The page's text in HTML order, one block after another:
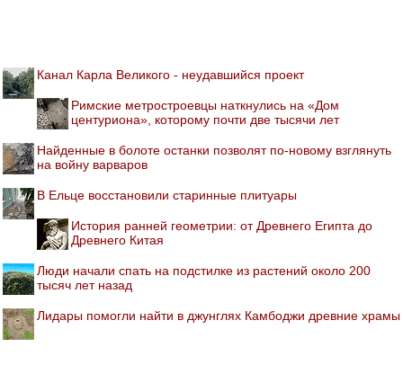
Канал Карла Великого - неудавшийся проект
Римские метростроевцы наткнулись на «Дом
центуриона», которому почти две тысячи лет
Найденные в болоте останки позволят по-новому взглянуть
на войну варваров
В Ельце восстановили старинные плитуары
История ранней геометрии: от Древнего Египта до
Древнего Китая
Люди начали спать на подстилке из растений около 200
тысяч лет назад
Лидары помогли найти в джунглях Камбоджи древние храмы